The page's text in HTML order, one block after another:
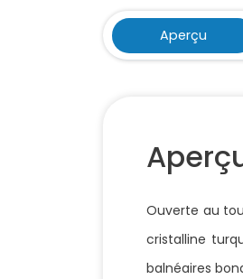
Aperçu
Ouverte au
cristalline
balnéaires